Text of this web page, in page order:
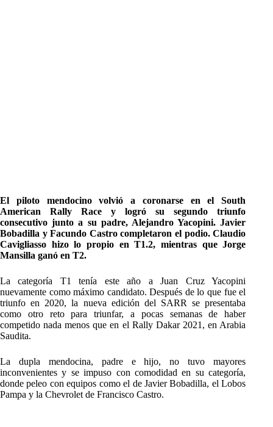
El piloto mendocino volvió a coronarse en el South
American Rally Race y logró su segundo triunfo
consecutivo junto a su padre, Alejandro Yacopini. Javier
Bobadilla y Facundo Castro completaron el podio. Claudio
Cavigliasso hizo lo propio en T1.2, mientras que Jorge
Mansilla ganó en T2.
La categoría T1 tenía este año a Juan Cruz Yacopini
nuevamente como máximo candidato. Después de lo que fue el
triunfo en 2020, la nueva edición del SARR se presentaba
como otro reto para triunfar, a pocas semanas de haber
competido nada menos que en el Rally Dakar 2021, en Arabia
Saudita.
La dupla mendocina, padre e hijo, no tuvo mayores
inconvenientes y se impuso con comodidad en su categoría,
donde peleo con equipos como el de Javier Bobadilla, el Lobos
Pampa y la Chevrolet de Francisco Castro.